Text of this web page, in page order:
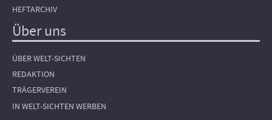
HEFTARCHIV
Über uns
ÜBER WELT-SICHTEN
REDAKTION
TRÄGERVEREIN
IN WELT-SICHTEN WERBEN